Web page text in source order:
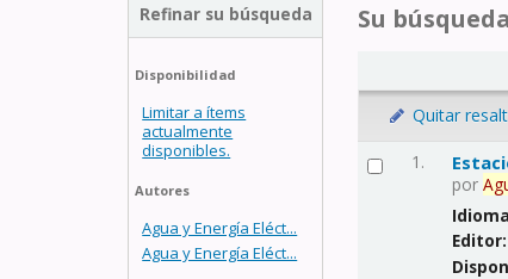
Refinar su búsqueda
Disponibilidad
Limitar a ítems
actualmente
disponibles.
Autores
Agua y Energía Eléct...
Agua y Energía Eléct...
Su
Quitar
1.
por